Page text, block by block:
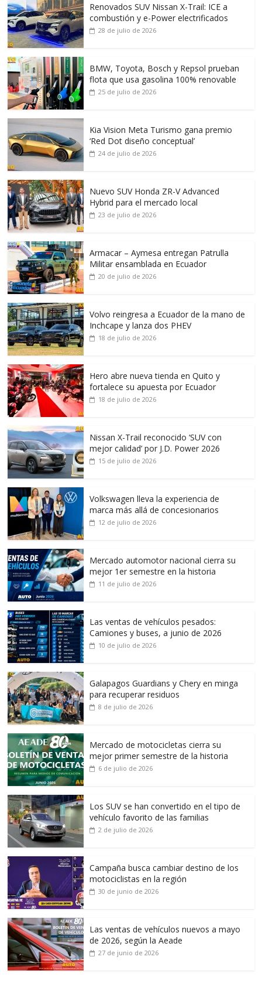
Renovados SUV Nissan X-Trail: ICE a
combustión y e-Power electrificados
28 de julio de 2026
BMW, Toyota, Bosch y Repsol prueban
flota que usa gasolina 100% renovable
25 de julio de 2026
Kia Vision Meta Turismo gana premio
‘Red Dot diseño conceptual’
24 de julio de 2026
Nuevo SUV Honda ZR-V Advanced
Hybrid para el mercado local
23 de julio de 2026
Armacar – Aymesa entregan Patrulla
Militar ensamblada en Ecuador
20 de julio de 2026
Volvo reingresa a Ecuador de la mano de
Inchcape y lanza dos PHEV
18 de julio de 2026
Hero abre nueva tienda en Quito y
fortalece su apuesta por Ecuador
18 de julio de 2026
Nissan X-Trail reconocido ‘SUV con
mejor calidad’ por J.D. Power 2026
15 de julio de 2026
Volkswagen lleva la experiencia de
marca más allá de concesionarios
12 de julio de 2026
Mercado automotor nacional cierra su
mejor 1er semestre en la historia
11 de julio de 2026
Las ventas de vehículos pesados:
Camiones y buses, a junio de 2026
10 de julio de 2026
Galapagos Guardians y Chery en minga
para recuperar residuos
8 de julio de 2026
Mercado de motocicletas cierra su
mejor primer semestre de la historia
6 de julio de 2026
Los SUV se han convertido en el tipo de
vehículo favorito de las familias
2 de julio de 2026
Campaña busca cambiar destino de los
motociclistas en la región
30 de junio de 2026
Las ventas de vehículos nuevos a mayo
de 2026, según la Aeade
27 de junio de 2026